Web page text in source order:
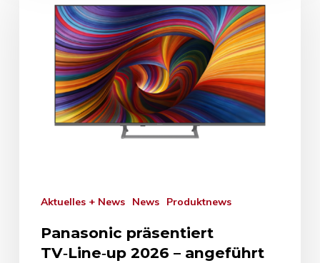
Aktuelles + News News Produktnews
Panasonic präsentiert
TV‑Line‑up 2026 – angeführt